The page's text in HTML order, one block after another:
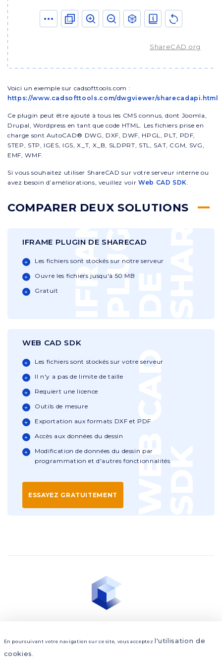
Voici un exemple sur cadsofttools.com :
https://www.cadsofttools.com/dwgviewer/sharecadapi.html
Ce plugin peut être ajouté à tous les CMS connus, dont Joomla,
Drupal, Wordpress en tant que code HTML. Les fichiers prise en
charge sont AutoCAD® DWG, DXF, DWF, HPGL, PLT, PDF,
STEP, STP, IGES, IGS, X_T, X_B, SLDPRT, STL, SAT, CGM, SVG,
EMF, WMF.
Si vous souhaitez utiliser ShareCAD sur votre serveur interne ou
avez besoin d’améliorations, veuillez voir Web CAD SDK.
COMPARER DEUX SOLUTIONS
IFRAME PLUGIN DE SHARECAD
Les fichiers sont stockés sur notre serveur
Ouvre les fichiers jusqu'à 50 MB
Gratuit
I
F
R
A
M
E
P
L
U
G
IN
D
S
H
A
R
E
C
A D
WEB CAD SDK
Les fichiers sont stockés sur votre serveur
Il n'y a pas de limite de taille
Requiert une licence
Outils de mesure
Exportation aux formats DXF et PDF
Accès aux données du dessin
Modification de données du dessin par
programmation et d'autres fonctionnalités
ESSAYEZ GRATUITEMENT W
E
B
C
A
D
S
D
K
Conditions d’utilisation
En poursuivant votre navigation sur ce site, vous acceptez l'utilisation de
cookies